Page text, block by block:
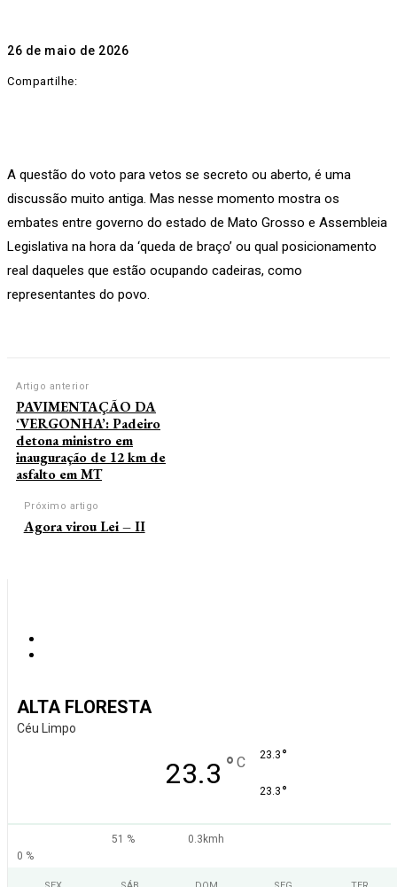
26 de maio de 2026
Compartilhe:
A questão do voto para vetos se secreto ou aberto, é uma
discussão muito antiga. Mas nesse momento mostra os
embates entre governo do estado de Mato Grosso e Assembleia
Legislativa na hora da ‘queda de braço’ ou qual posicionamento
real daqueles que estão ocupando cadeiras, como
representantes do povo.
Artigo anterior
PAVIMENTAÇÃO DA
‘VERGONHA’: Padeiro
detona ministro em
inauguração de 12 km de
asfalto em MT
Próximo artigo
Agora virou Lei – II
ALTA FLORESTA
Céu Limpo
23.3 ° C 23.3 °
23.3 °
51 %
0.3kmh
0 %